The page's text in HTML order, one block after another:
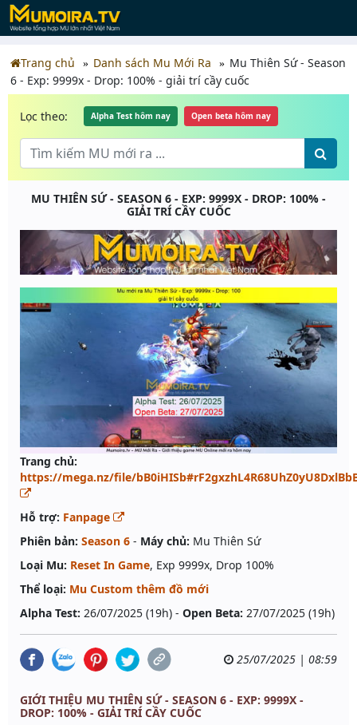
Trang chủ Danh sách Mu Mới Ra
Mu Thiên Sứ - Season
6 - Exp: 9999x - Drop: 100% - giải trí cầy cuốc
Lọc theo: Alpha Test hôm nay Open beta hôm nay
MU THIÊN SỨ - SEASON 6 - EXP: 9999X - DROP: 100% -
GIẢI TRÍ CẦY CUỐC
Trang chủ:
https://mega.nz/file/
Hỗ trợ: Fanpage
Phiên bản: Season 6 - Máy chủ: Mu Thiên Sứ
Loại Mu: Reset In Game, Exp 9999x, Drop 100%
Thể loại: Mu Custom thêm đồ mới
Alpha Test: 26/07/2025 (19h) - Open Beta: 27/07/2025 (19h)
25/07/2025 | 08:59
GIỚI THIỆU MU THIÊN SỨ - SEASON 6 - EXP: 9999X -
DROP: 100% - GIẢI TRÍ CẦY CUỐC